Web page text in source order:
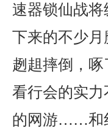
速器锁仙战
下来的不少
趔趄摔倒，
看行会的实
的网游……和